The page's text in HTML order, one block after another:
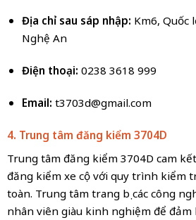
Địa chỉ sau sáp nhập: Km6, Quốc
Nghệ An
Điện thoại: 0238 3618 999
Email: t3703d@gmail.com
4. Trung tâm đăng kiểm 3704D
Trung tâm đăng kiểm 3704D cam
đăng kiểm xe cộ với quy trình kiểm
toàn. Trung tâm trang bị các công
nhân viên giàu kinh nghiệm để